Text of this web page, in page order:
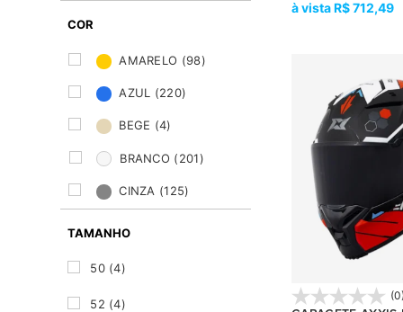
COR
AMARELO (98)
AZUL (220)
BEGE (4)
BRANCO (201)
CINZA (125)
TAMANHO
50 (4)
52 (4)
ALPINESTARS SR10
R$ 712,49
(0)